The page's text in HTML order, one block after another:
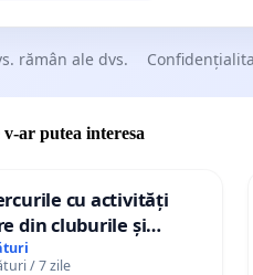
rămân ale dvs.
ar putea interesa
cu activități
din cluburile și
/ 7 zile